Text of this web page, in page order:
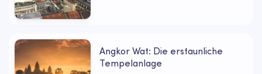
Angkor Wat: Die erstaunliche
Tempelanlage